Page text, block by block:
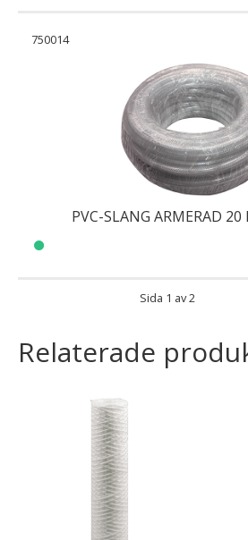
750014
PVC-SLANG ARMERAD 20
Sida 1 av 2
Relaterade